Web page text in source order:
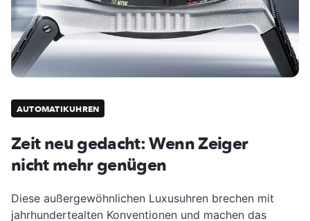
AUTOMATIKUHREN
Zeit neu gedacht: Wenn Zeiger
nicht mehr genügen
Diese außergewöhnlichen Luxusuhren brechen mit
jahrhundertealten Konventionen und machen das